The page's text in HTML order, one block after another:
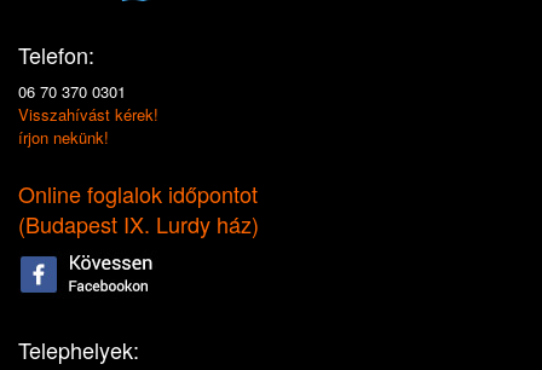
Telefon:
06 70 370 0301
Visszahívást kérek!
írjon nekünk!
Online foglalok időpontot
(Budapest IX. Lurdy ház)
Telephelyek: